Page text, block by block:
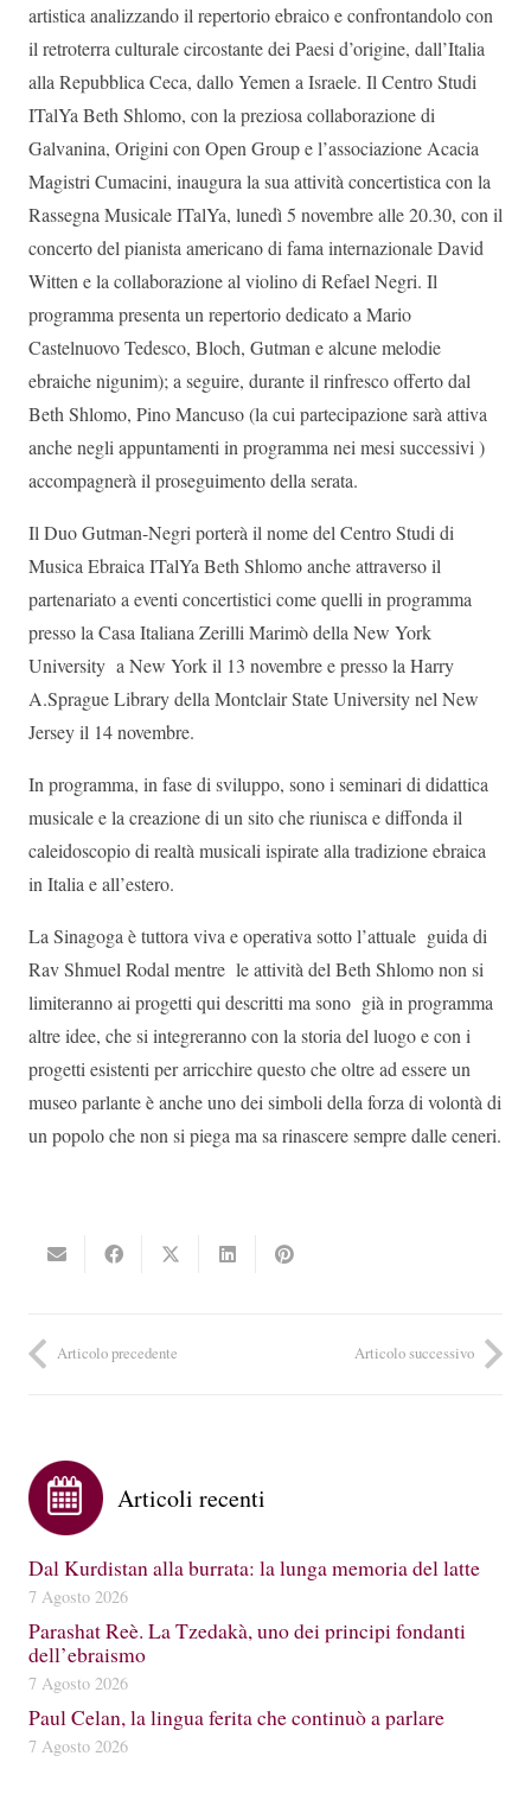
artistica analizzando il repertorio ebraico e confrontandolo con
il retroterra culturale circostante dei Paesi d’origine, dall’Italia
alla Repubblica Ceca, dallo Yemen a Israele. Il Centro Studi
ITalYa Beth Shlomo, con la preziosa collaborazione di
Galvanina, Origini con Open Group e l’associazione Acacia
Magistri Cumacini, inaugura la sua attività concertistica con la
Rassegna Musicale ITalYa, lunedì 5 novembre alle 20.30, con il
concerto del pianista americano di fama internazionale David
Witten e la collaborazione al violino di Refael Negri. Il
programma presenta un repertorio dedicato a Mario
Castelnuovo Tedesco, Bloch, Gutman e alcune melodie
ebraiche nigunim); a seguire, durante il rinfresco offerto dal
Beth Shlomo, Pino Mancuso (la cui partecipazione sarà attiva
anche negli appuntamenti in programma nei mesi successivi )
accompagnerà il proseguimento della serata.
Il Duo Gutman-Negri porterà il nome del Centro Studi di
Musica Ebraica ITalYa Beth Shlomo anche attraverso il
partenariato a eventi concertistici come quelli in programma
presso la Casa Italiana Zerilli Marimò della New York
University a New York il 13 novembre e presso la Harry
A.Sprague Library della Montclair State University nel New
Jersey il 14 novembre.
In programma, in fase di sviluppo, sono i seminari di didattica
musicale e la creazione di un sito che riunisca e diffonda il
caleidoscopio di realtà musicali ispirate alla tradizione ebraica
in Italia e all’estero.
La Sinagoga è tuttora viva e operativa sotto l’attuale guida di
Rav Shmuel Rodal mentre le attività del Beth Shlomo non si
limiteranno ai progetti qui descritti ma sono già in programma
altre idee, che si integreranno con la storia del luogo e con i
progetti esistenti per arricchire questo che oltre ad essere un
museo parlante è anche uno dei simboli della forza di volontà di
un popolo che non si piega ma sa rinascere sempre dalle ceneri.
Articolo precedente Articolo successivo
Articoli recenti
Dal Kurdistan alla burrata: la lunga memoria del latte
7 Agosto 2026
Parashat Reè. La Tzedakà, uno dei principi fondanti
dell’ebraismo
7 Agosto 2026
Paul Celan, la lingua ferita che continuò a parlare
7 Agosto 2026